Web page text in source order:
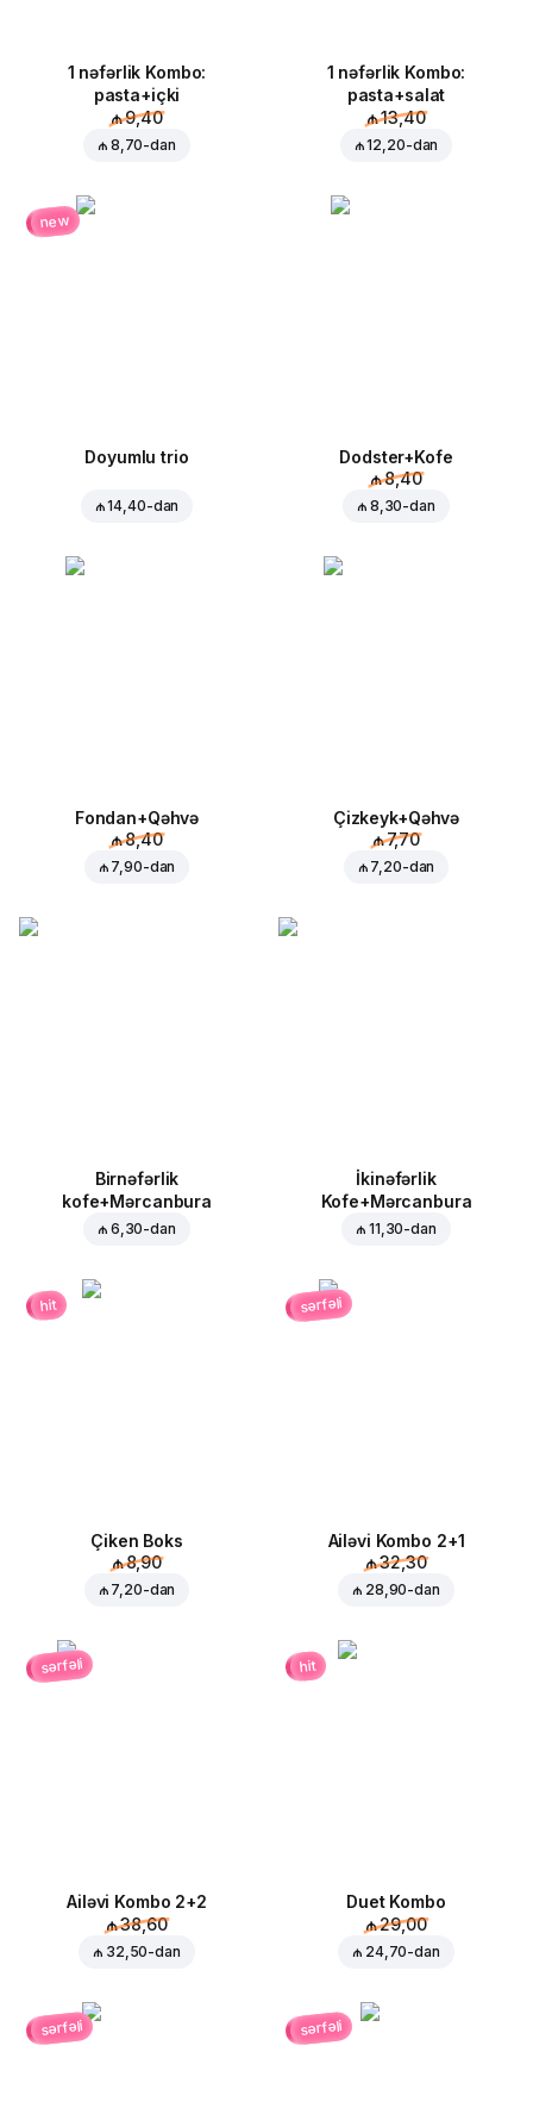
1 nəfərlik Kombo:
pasta+içki
₼ 9,40
₼ 8,70-dan
1 nəfərlik Kombo:
pasta+salat
₼ 13,40
₼ 12,20-dan
new
Doyumlu trio
₼ 14,40-dan
Dodster+Kofe
₼ 8,40
₼ 8,30-dan
Fondan+Qəhvə
₼ 8,40
₼ 7,90-dan
Çizkeyk+Qəhvə
₼ 7,70
₼ 7,20-dan
Birnəfərlik
kofe+Mərcanbura
₼ 6,30-dan
İkinəfərlik
Kofe+Mərcanbura
₼ 11,30-dan
hit
Çiken Boks
₼ 8,90
₼ 7,20-dan
sərfəli
Ailəvi Kombo 2+1
₼ 32,30
₼ 28,90-dan
sərfəli
Ailəvi Kombo 2+2
₼ 38,60
₼ 32,50-dan
hit
Duet Kombo
₼ 29,00
₼ 24,70-dan
sərfəli sərfəli